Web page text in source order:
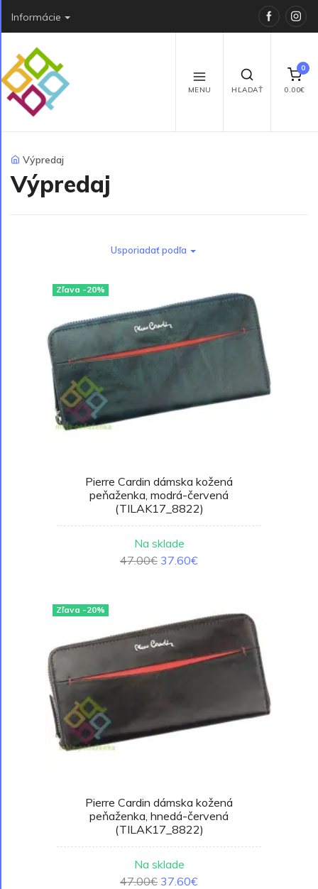
Informácie
MENU HĽADAŤ
0
0.00€
Výpredaj
Výpredaj
Usporiadať podľa
Zľava -20%
Pierre Cardin dámska kožená
peňaženka, modrá-červená
(TILAK17_8822)
Na sklade
47.00€ 37.60€
Zľava -20%
Pierre Cardin dámska kožená
peňaženka, hnedá-červená
(TILAK17_8822)
Na sklade
47.00€ 37.60€